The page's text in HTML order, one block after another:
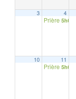
3 4
Prière 5h00
10 11
Prière 5h00